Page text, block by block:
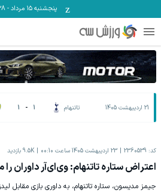
پنجشنبه ۱۵ مرداد -
21 اردیبهشت 1405 تاتنهام 1
-
1
کد: 2360539 23 اردیبهشت 1405 ساعت 00:10 9.5K بازدید
اعتراض ستاره تاتنهام: وی‌ای‌آر داوران
جیمز مدیسون، ستاره تاتنهام، به داوری بازی مقابل